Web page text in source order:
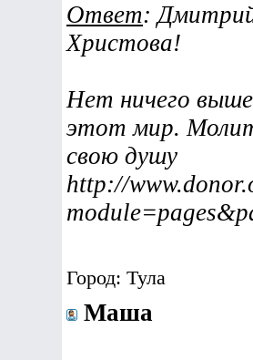
Ответ:
Христова!
Нет ничего
этот мир.
свою душу
http://
Город: Тула
Маша